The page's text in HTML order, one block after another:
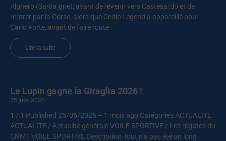
Alghero (Sardaigne), avant de revenir vers Castesardo et de
rentrer par la Corse, alors que Celtic Legend a appareillé pour
Carlo Forte, avant de faire route
Lire la suite
Le Lupin gagne la Giraglia 2026 !
25 juin 2026
1 / 1 Published 25/06/2026 – 1 mois ago Catégories ACTUALITE
ACTUALITE / Actualité générale VOILE SPORTIVE / Les régates du
CNMT VOILE SPORTIVE Description Tout n’a pas été un long